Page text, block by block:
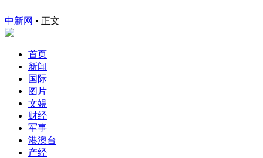
中新网 • 正文
首页
新闻
国际
图片
文娱
财经
军事
港澳台
产经